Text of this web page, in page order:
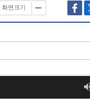
화면크기